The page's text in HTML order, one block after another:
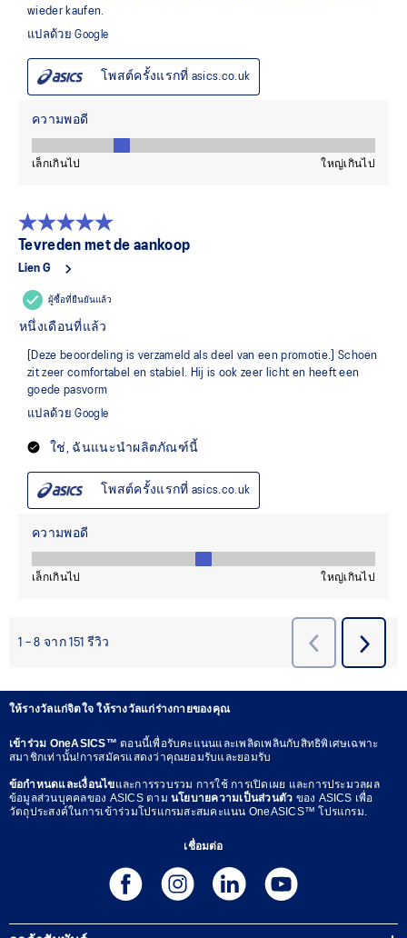
ให้รางวัลแก่จิตใจ ให้รางวัลแก่ร่างกายของคุณ
เข้าร่วม OneASICS™ตอนนี้เพื่อรับคะแนนและเพลิดเพลินกับสิทธิพิเศษเฉพาะ
สมาชิกเท่านั้น!การสมัครแสดงว่าคุณยอมรับและยอมรับ
ข้อกำหนดและเงื่อนไขและการรวบรวม การใช้ การเปิดเผย และการประมวลผล
ข้อมูลส่วนบุคคลของ ASICS ตาม นโยบายความเป็นส่วนตัว ของ ASICS เพื่อ
วัตถุประสงค์ในการเข้าร่วมโปรแกรมสะสมคะแนน OneASICS™ โปรแกรม.
เชื่อมต่อ